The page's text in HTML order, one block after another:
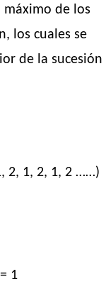
de los
los cuales se
de la sucesión
2, 1, 2, 1, 2 ……)
1